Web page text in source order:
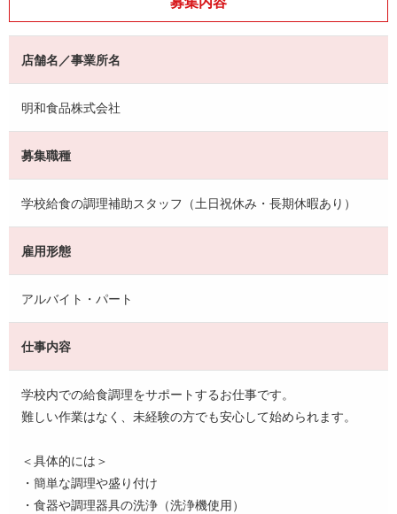
店舗名／事業所名
明和食品株式会社
募集職種
学校給食の調理補助スタッフ（土日祝休み・長期休暇あり）
雇用形態
アルバイト・パート
仕事内容
学校内での給食調理をサポートするお仕事です。
難しい作業はなく、未経験の方でも安心して始められます。
＜具体的には＞
・簡単な調理や盛り付け
・食器や調理器具の洗浄（洗浄機使用）